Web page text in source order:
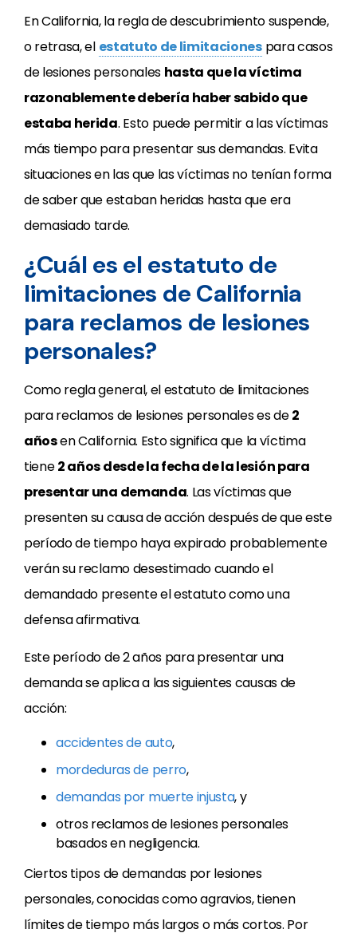
En California, la regla de descubrimiento suspende,
o retrasa, el estatuto de limitacionespara casos
de lesiones personales hasta que la víctima
razonablemente debería haber sabido que
estaba herida. Esto puede permitir a las víctimas
más tiempo para presentar sus demandas. Evita
situaciones en las que las víctimas no tenían forma
de saber que estaban heridas hasta que era
demasiado tarde.
¿Cuál es el estatuto de
limitaciones de California
para reclamos de lesiones
personales?
Como regla general, el estatuto de limitaciones
para reclamos de lesiones personales es de2
añosen California. Esto significa que la víctima
tiene2 años desde la fecha de la lesión para
presentar una demanda. Las víctimas que
presenten su causa de acción después de que este
período de tiempo haya expirado probablemente
verán su reclamo desestimado cuando el
demandado presente el estatuto como una
defensa afirmativa.
Este período de 2 años para presentar una
demanda se aplica a las siguientes causas de
acción:
accidentes de auto,
mordeduras de perro,
demandas por muerte injusta, y
otros reclamos de lesiones personales
basados en negligencia.
Ciertos tipos de demandas por lesiones
personales, conocidas como agravios, tienen
límites de tiempo más largos o más cortos. Por